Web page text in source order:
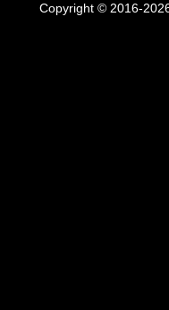
Copyright © 2016-